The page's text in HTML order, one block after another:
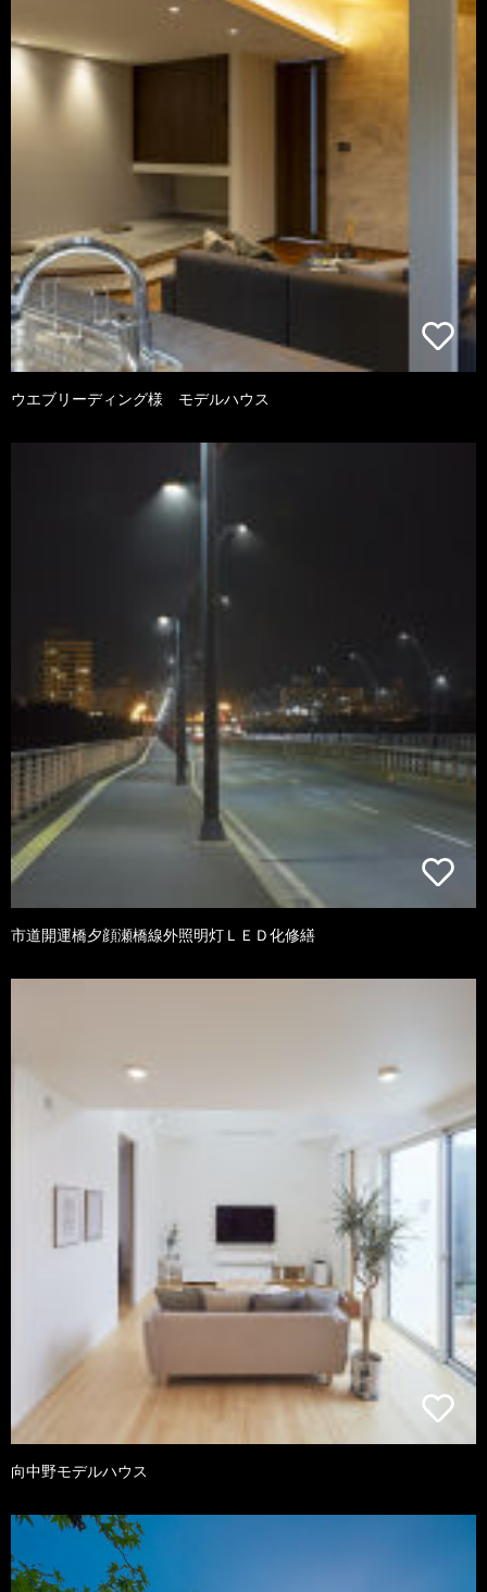
ウエブリーディング様 モデルハウス
市道開運橋夕顔瀬橋線外照明灯ＬＥＤ化修繕
向中野モデルハウス